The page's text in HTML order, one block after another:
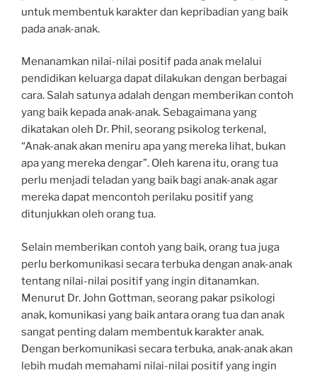
untuk membentuk karakter dan kepribadian yang baik
pada anak-anak.
Menanamkan nilai-nilai positif pada anak melalui
pendidikan keluarga dapat dilakukan dengan berbagai
cara. Salah satunya adalah dengan memberikan contoh
yang baik kepada anak-anak. Sebagaimana yang
dikatakan oleh Dr. Phil, seorang psikolog terkenal,
“Anak-anak akan meniru apa yang mereka lihat, bukan
apa yang mereka dengar”. Oleh karena itu, orang tua
perlu menjadi teladan yang baik bagi anak-anak agar
mereka dapat mencontoh perilaku positif yang
ditunjukkan oleh orang tua.
Selain memberikan contoh yang baik, orang tua juga
perlu berkomunikasi secara terbuka dengan anak-anak
tentang nilai-nilai positif yang ingin ditanamkan.
Menurut Dr. John Gottman, seorang pakar psikologi
anak, komunikasi yang baik antara orang tua dan anak
sangat penting dalam membentuk karakter anak.
Dengan berkomunikasi secara terbuka, anak-anak akan
lebih mudah memahami nilai-nilai positif yang ingin